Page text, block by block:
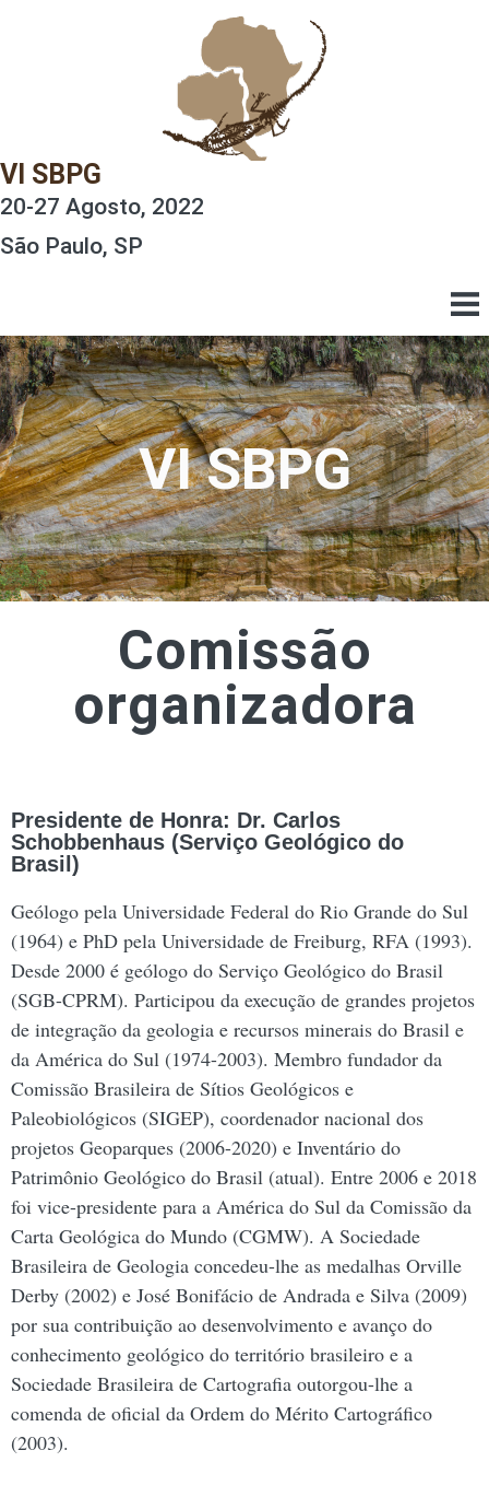
VI SBPG
20-27 Agosto, 2022
São Paulo, SP
VI SBPG
Comissão
organizadora
Presidente de Honra: Dr. Carlos
Schobbenhaus (Serviço Geológico do
Brasil)
Geólogo pela Universidade Federal do Rio Grande do Sul
(1964) e PhD pela Universidade de Freiburg, RFA (1993).
Desde 2000 é geólogo do Serviço Geológico do Brasil
(SGB-CPRM). Participou da execução de grandes projetos
de integração da geologia e recursos minerais do Brasil e
da América do Sul (1974-2003). Membro fundador da
Comissão Brasileira de Sítios Geológicos e
Paleobiológicos (SIGEP), coordenador nacional dos
projetos Geoparques (2006-2020) e Inventário do
Patrimônio Geológico do Brasil (atual). Entre 2006 e 2018
foi vice-presidente para a América do Sul da Comissão da
Carta Geológica do Mundo (CGMW). A Sociedade
Brasileira de Geologia concedeu-lhe as medalhas Orville
Derby (2002) e José Bonifácio de Andrada e Silva (2009)
por sua contribuição ao desenvolvimento e avanço do
conhecimento geológico do território brasileiro e a
Sociedade Brasileira de Cartografia outorgou-lhe a
comenda de oficial da Ordem do Mérito Cartográfico
(2003).